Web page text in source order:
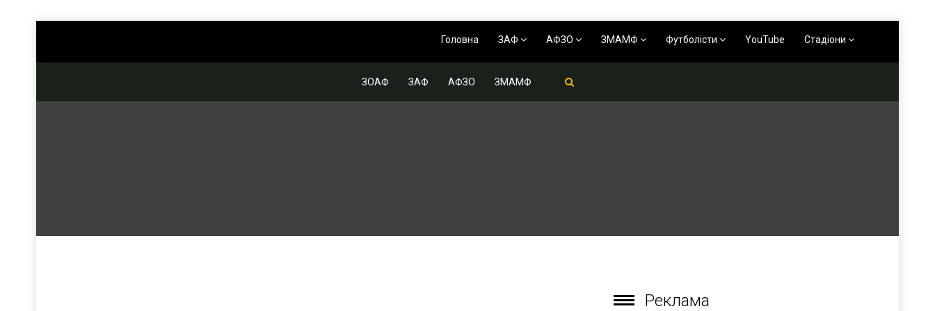
Головна ЗАФ АФЗО ЗМАМФ Футболісти YouTube Стадіони
ЗОАФ ЗАФ АФЗО ЗМАМФ
Реклама